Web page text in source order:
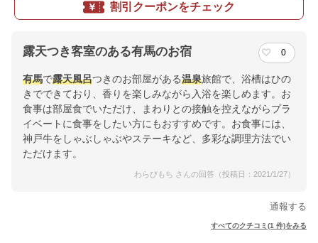
割引クーポンをチェック
露天つき客室のある有馬のお宿 0
有馬で露天風呂つきのお部屋がある温泉旅館で、浴槽はひの
きでできており、香りを楽しみながら入浴を楽しめます。お
食事は部屋食でいただけ、まわりとの接触を控えながらプラ
イベートに食事をしたい方にもおすすめです。お食事には、
神戸牛をしゃぶしゃぶやステーキなど、多彩な調理方法でい
ただけます。
わらびもち さんの回答（投稿日：2021/1/27）
通報する
すべてのクチコミ(1 件)をみる